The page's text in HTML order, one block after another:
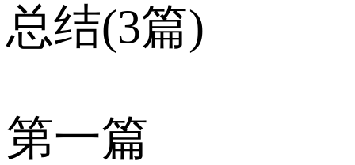
总结(3篇)
第一篇